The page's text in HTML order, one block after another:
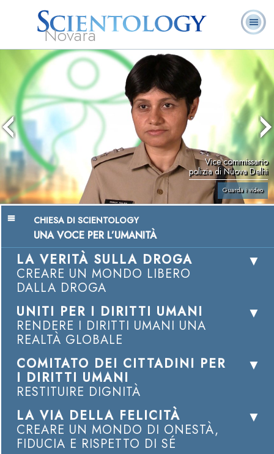
Novara
L. Ron Hubbard:
Fondatore
Che cos’è
Scientology?
Ministri
Volontari
Domande
ricorrenti
Libri
Vice commissario
polizia di Nuova Delhi
Guarda i video
CHIESA DI SCIENTOLOGY
UNA VOCE PER L’UMANITÀ
LA VERITÀ SULLA DROGA
CREARE UN MONDO LIBERO
DALLA DROGA
UNITI PER I DIRITTI UMANI
RENDERE I DIRITTI UMANI UNA
REALTÀ GLOBALE
COMITATO DEI CITTADINI PER
I DIRITTI UMANI
RESTITUIRE DIGNITÀ
LA VIA DELLA FELICITÀ
CREARE UN MONDO DI ONESTÀ,
FIDUCIA E RISPETTO DI SÉ